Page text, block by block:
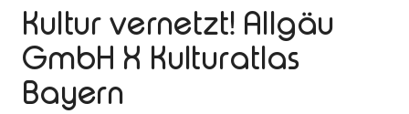
Kultur vernetzt! Allgäu
GmbH X Kulturatlas
Bayern